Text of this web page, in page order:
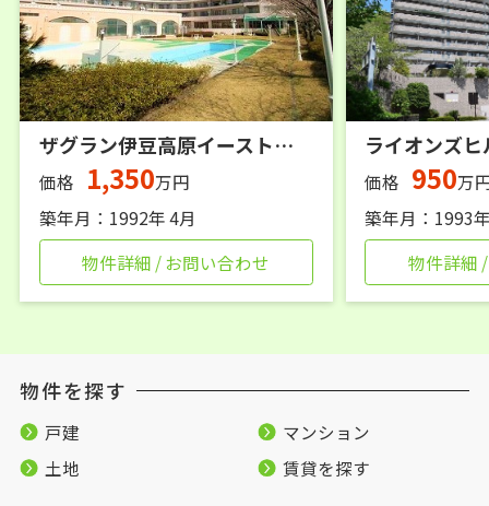
ザグラン伊豆高原イーストウェーブ（OC） 3階
価格 1,350万円
築年月：1992年 4月
物件詳細 / お問い合わせ
ライオンズ
価格 950万
築年月：1993
物件詳細
物件を探す
戸建
マンション
土地
賃貸を探す